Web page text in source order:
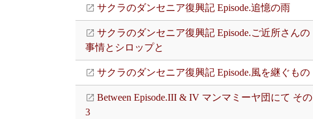
サクラのダンセニア復興記 Episode.追憶の雨
サクラのダンセニア復興記 Episode.ご近所さんの
事情とシロップと
サクラのダンセニア復興記 Episode.風を継ぐもの
Between Episode.III & IV マンマミーヤ団にて その
3